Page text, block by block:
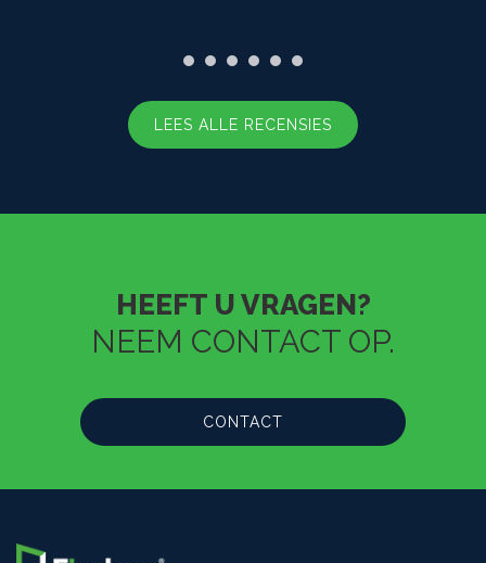
LEES ALLE RECENSIES
HEEFT U VRAGEN?
NEEM CONTACT OP.
CONTACT